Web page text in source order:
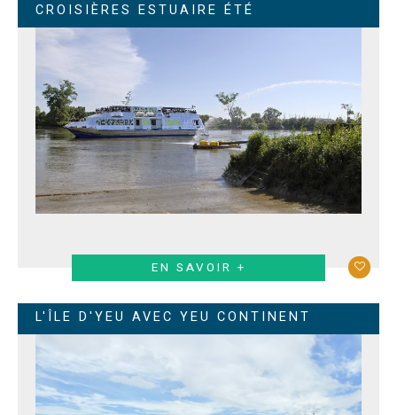
CROISIÈRES ESTUAIRE ÉTÉ
EN SAVOIR +
L'ÎLE D'YEU AVEC YEU CONTINENT